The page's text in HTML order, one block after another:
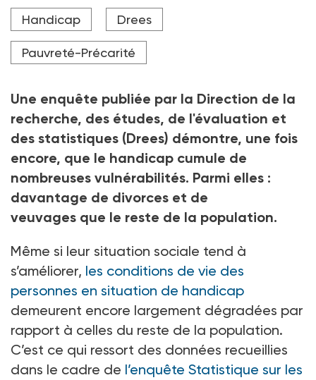
La part des personnes en situation de
handicap vivant seules ou au sein de familles
et 2024.
Handicap Drees
Pauvreté-Précarité
Une enquête publiée par la Direction de la
recherche, des études, de l'évaluation et
des statistiques (Drees) démontre, une fois
encore, que le handicap cumule de
nombreuses vulnérabilités. Parmi elles :
davantage de divorces et de
veuvages que le reste de la population.
Même si leur situation sociale tend à
s’améliorer, les conditions de vie des
personnes en situation de handicap
demeurent encore largement dégradées par
rapport à celles du reste de la population.
C’est ce qui ressort des données recueillies
dans le cadre de l’enquête Statistique sur les